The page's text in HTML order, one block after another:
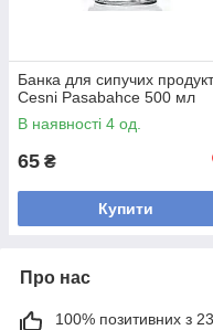
Банка для сипучих
Сesni Pasabahce 500 мл
В наявності 4 од.
65 ₴
Купити
Про нас
100% позитивних з 23